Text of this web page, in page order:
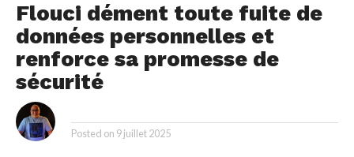
Flouci dément toute fuite de
données personnelles et
renforce sa promesse de
sécurité
Posted on 9 juillet 2025